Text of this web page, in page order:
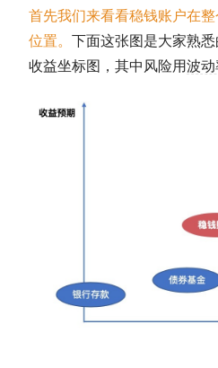
首先我们来看看稳钱账户在
位置。 下面这张图是大家熟
收益坐标图，其中风险用波动